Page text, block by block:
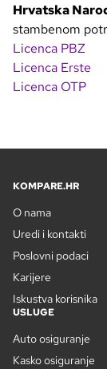
Hrvatska
stambenom
Licenca PBZ
Licenca Erste
Licenca OTP
KOMPARE.HR
O nama
Uredi i kontakti
Poslovni podaci
Karijere
Iskustva korisnika
USLUGE
Auto osiguranje
Kasko osiguranje